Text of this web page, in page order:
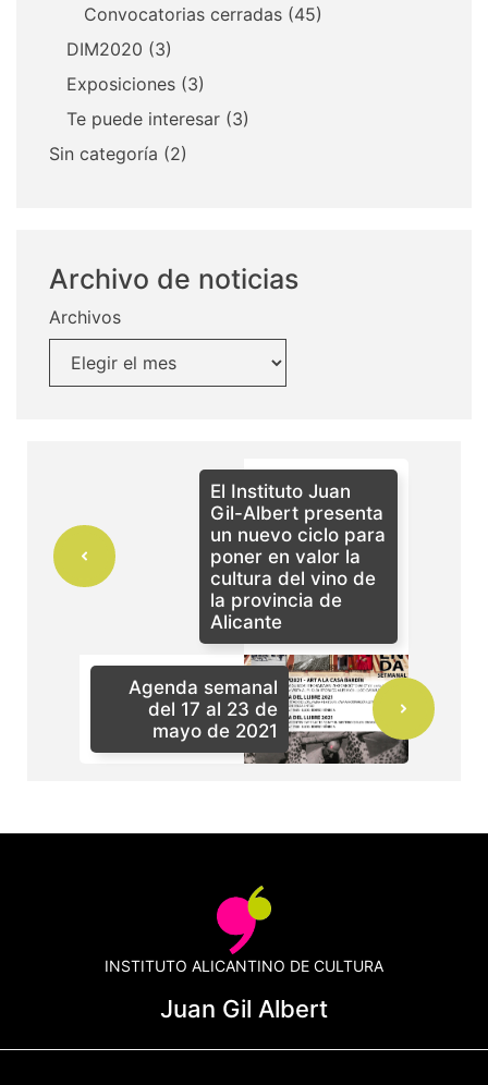
Convocatorias cerradas (45)
DIM2020 (3)
Exposiciones (3)
Te puede interesar (3)
Sin categoría (2)
Archivo de noticias
Archivos
El Instituto Juan
Gil-Albert presenta
un nuevo ciclo para
poner en valor la
cultura del vino de
la provincia de
Alicante
Agenda semanal
del 17 al 23 de
mayo de 2021
INSTITUTO ALICANTINO DE CULTURA
Juan Gil Albert